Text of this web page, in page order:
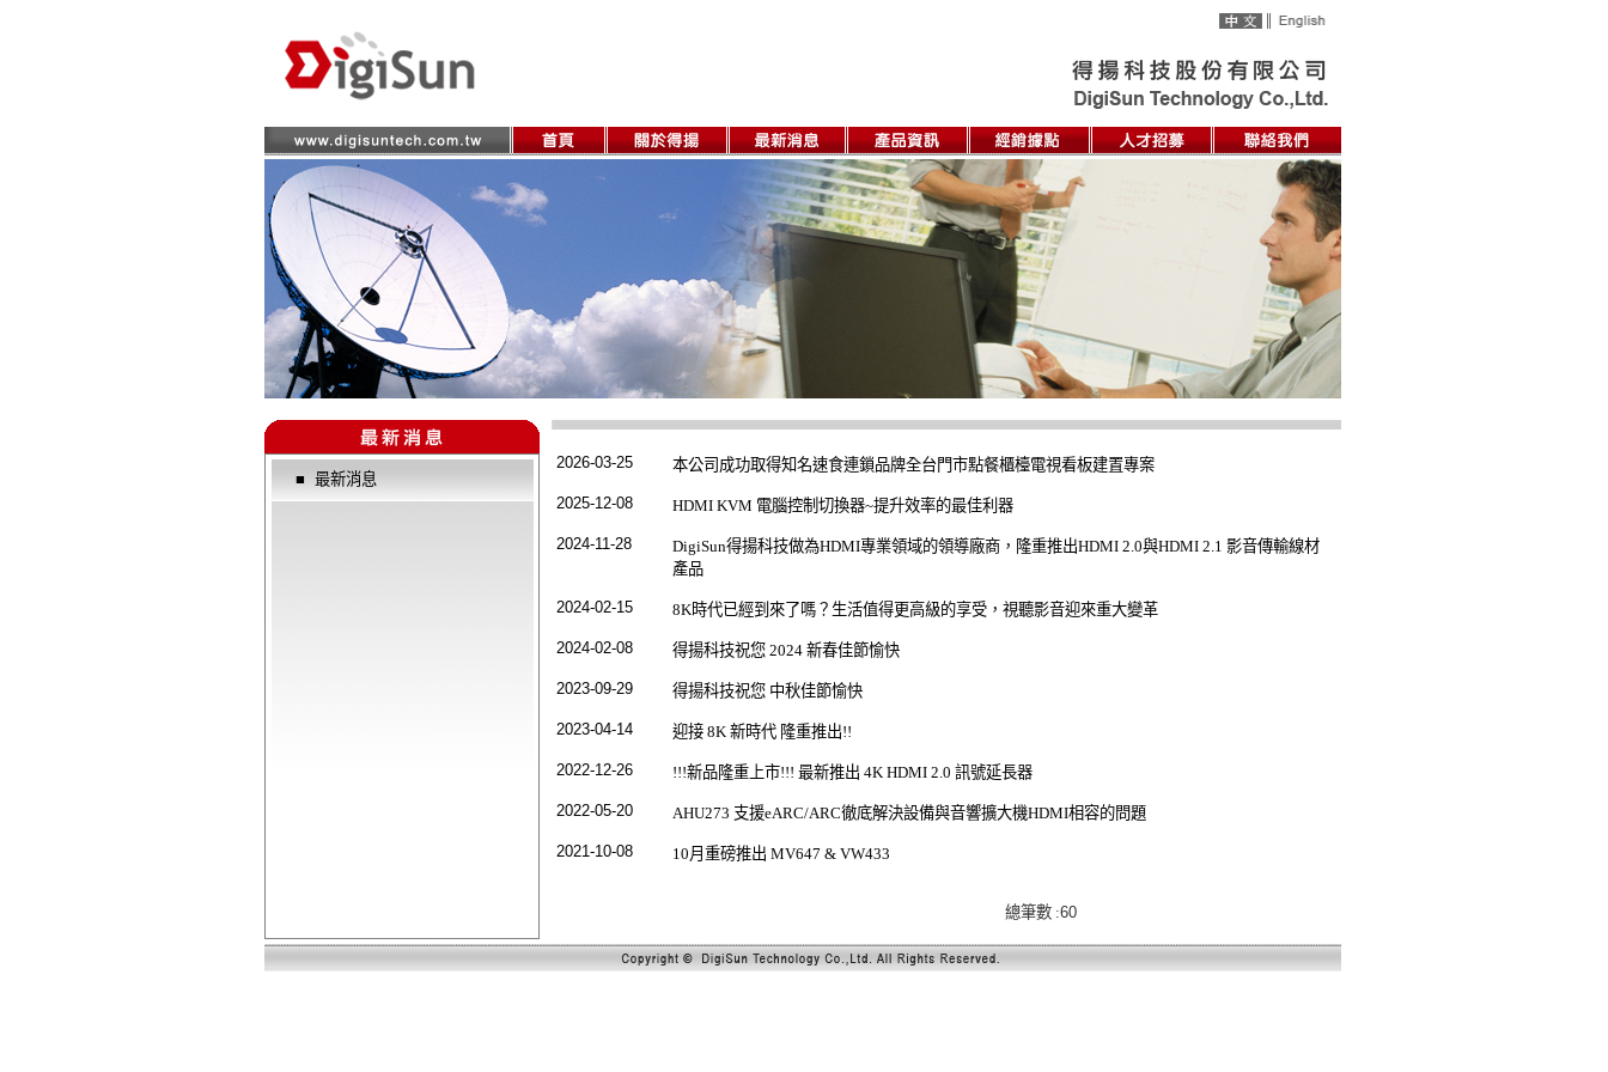
■ 最新消息
2026-03-25 本公司成功取得知名速食連鎖品牌全台門市點餐櫃檯電視看板建置專案
2025-12-08 HDMI KVM 電腦控制切換器~提升效率的最佳利器
2024-11-28
DigiSun得揚科技做為HDMI專業領域的領導廠商，隆重推出HDMI 2.0與HDMI 2.1 影音傳輸線材
產品
2024-02-15 8K時代已經到來了嗎？生活值得更高級的享受，視聽影音迎來重大變革
2024-02-08 得揚科技祝您 2024 新春佳節愉快
2023-09-29 得揚科技祝您 中秋佳節愉快
2023-04-14 迎接 8K 新時代 隆重推出!!
2022-12-26 !!!新品隆重上市!!! 最新推出 4K HDMI 2.0 訊號延長器
2022-05-20 AHU273 支援eARC/ARC徹底解決設備與音響擴大機HDMI相容的問題
2021-10-08 10月重磅推出 MV647 & VW433
總筆數 :60